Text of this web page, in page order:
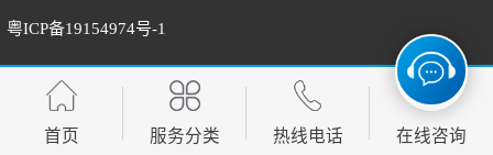
粤ICP备19154974号-1
首页 服务分类 热线电话 在线咨询